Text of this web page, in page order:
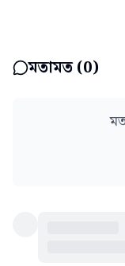
মতামত (0)